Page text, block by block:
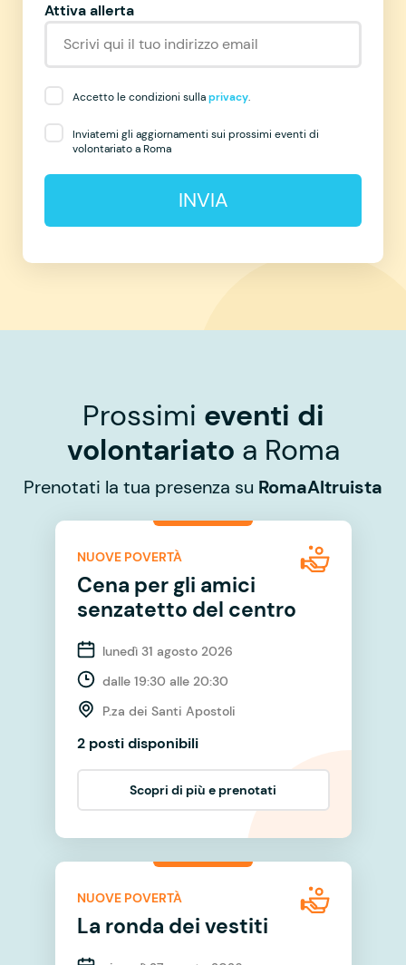
Attiva allerta
Accetto le condizioni sullaprivacy.
Inviatemi gli aggiornamenti sui prossimi eventi di
volontariato a Roma
INVIA
Prossimi eventi di
volontariato a Roma
Prenotati la tua presenza su RomaAltruista
NUOVE POVERTÀ
Cena per gli amici
senzatetto del centro
lunedì 31 agosto 2026
dalle 19:30 alle 20:30
P.za dei Santi Apostoli
2 posti disponibili
Scopri di più e prenotati
NUOVE POVERTÀ
La ronda dei vestiti